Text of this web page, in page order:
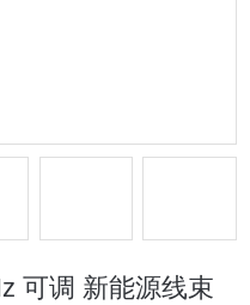
可调 新能源线束